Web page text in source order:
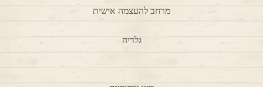
בית ספר "תחכמוני
"